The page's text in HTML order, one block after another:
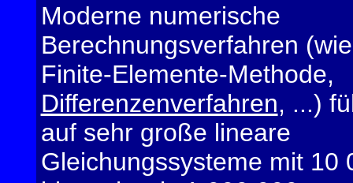
Moderne numerische
Berechnungsverfahren (wie
Finite-Elemente-Methode,
Differenzenverfahren, ...)
auf sehr große lineare
Gleichungssysteme mit 10